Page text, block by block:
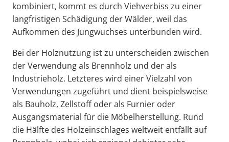
kombiniert, kommt es durch Viehverbiss zu einer
langfristigen Schädigung der Wälder, weil das
Aufkommen des Jungwuchses unterbunden wird.
Bei der Holznutzung ist zu unterscheiden zwischen
der Verwendung als Brennholz und der als
Industrieholz. Letzteres wird einer Vielzahl von
Verwendungen zugeführt und dient beispielsweise
als Bauholz, Zellstoff oder als Furnier oder
Ausgangsmaterial für die Möbelherstellung. Rund
die Hälfte des Holzeinschlages weltweit entfällt auf